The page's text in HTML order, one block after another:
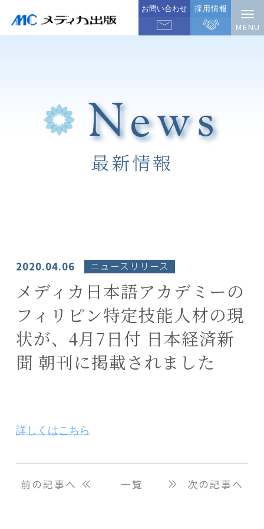
お問い合わせ 採用情報
News
最新情報
2020.04.06 ニュースリリース
メディカ日本語アカデミーの
フィリピン特定技能人材の現
状が、4月7日付 日本経済新
聞 朝刊に掲載されました
詳しくはこちら
前の記事へ 一覧 次の記事へ